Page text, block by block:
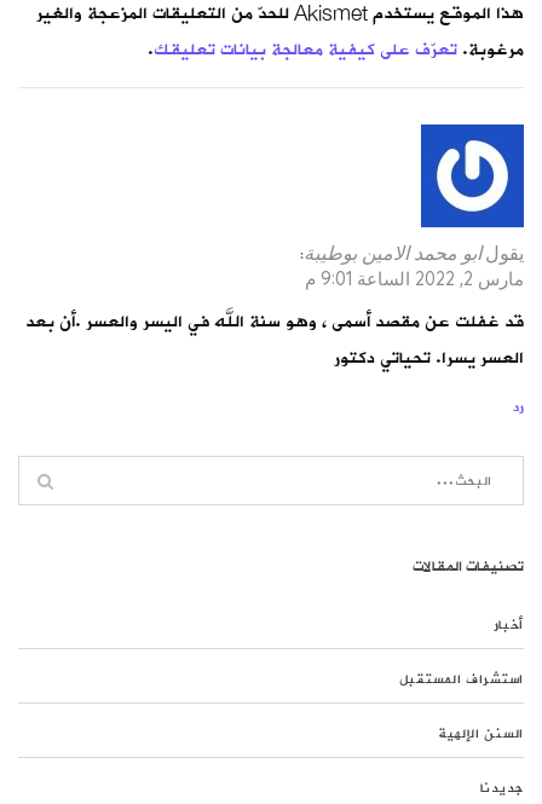
هذا الموقع يستخدم Akismet للحدّ من التعليقات المزعجة والغير
مرغوبة.تعرّف على كيفية معالجة بيانات تعليقك.
يقول ابو محمد الامين بوطيبة:
مارس 2, 2022 الساعة 9:01 م
قد غفلت عن مقصد أسمى ، وهو سنة الله في اليسر والعسر .أن بعد
العسر يسرا. تحياتي دكتور
رد
تصنيفات المقالات
أخبار
استشراف المستقبل
السنن الإلهية
جديدنا